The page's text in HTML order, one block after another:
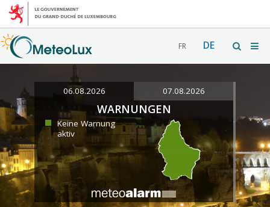
FR DE
06.08.2026 07.08.2026
WARNUNGEN
Keine Warnung
aktiv